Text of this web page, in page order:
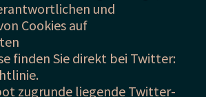
und
Cookies auf
finden Sie direkt bei Twitter:
zugrunde liegende Twitter-